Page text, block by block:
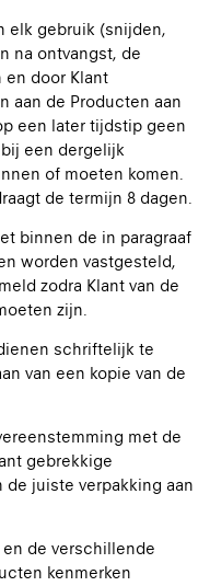
elk gebruik (snijden,
na ontvangst, de
en door Klant
aan de Producten aan
een later tijdstip geen
een dergelijk
of moeten komen.
de termijn 8 dagen.
binnen de in paragraaf
worden vastgesteld,
zodra Klant van de
zijn.
schriftelijk te
van een kopie van de
met de
gebrekkige
de juiste verpakking aan
en de verschillende
kenmerken